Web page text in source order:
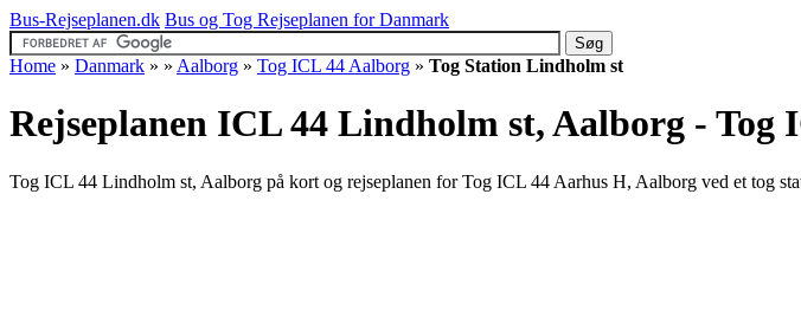
Bus-Rejseplanen.dk Bus og Tog Rejseplanen for Danmark
Home » Danmark » » Aalborg » Tog ICL 44 Aalborg » Tog Station Lindholm st
Rejseplanen ICL 44 Lindholm st, Aalborg - Tog
Tog ICL 44 Lindholm st, Aalborg på kort og rejseplanen for Tog ICL 44 Aarhus H, Aalborg ved et tog